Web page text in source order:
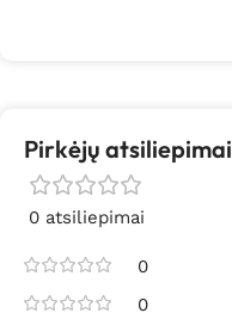
Pirkėjų atsiliepimai
0 atsiliepimai
0
0